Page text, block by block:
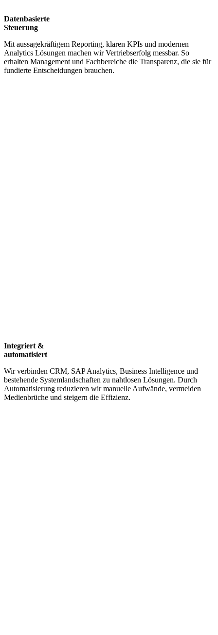
Datenbasierte
Steuerung
​Mit aussagekräftigem Reporting, klaren KPIs und modernen
Analytics Lösungen machen wir Vertriebserfolg messbar. So
erhalten Management und Fachbereiche die Transparenz, die sie für
fundierte Entscheidungen brauchen.
Integriert &
automatisiert
Wir verbinden CRM, SAP Analytics, Business Intelligence und
bestehende Systemlandschaften zu nahtlosen Lösungen. Durch
Automatisierung reduzieren wir manuelle Aufwände, vermeiden
Medienbrüche und steigern die Effizienz.